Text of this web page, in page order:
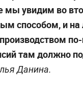
увидим во
способом, и
там должно
Данина.